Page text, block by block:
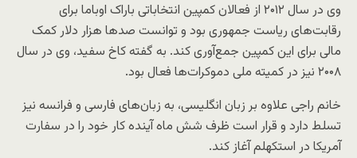
وی در سال ۲۰۱۲ از فعالان کمپین انتخاباتی باراک اوباما برای
رقابت‌های ریاست جمهوری بود و توانست صد‌ها هزار دلار کمک
مالی برای این کمپین جمع‌آوری کند. به گفته کاخ سفید، وی در سال
۲۰۰۸ نیز در کمیته ملی دموکرات‌ها فعال بود.
خانم راجی علاوه بر زبان انگلیسی، به زبان‌های فارسی و فرانسه نیز
تسلط دارد و قرار است ظرف شش ماه آینده کار خود را در سفارت
آمریکا در استکهلم آغاز کند.